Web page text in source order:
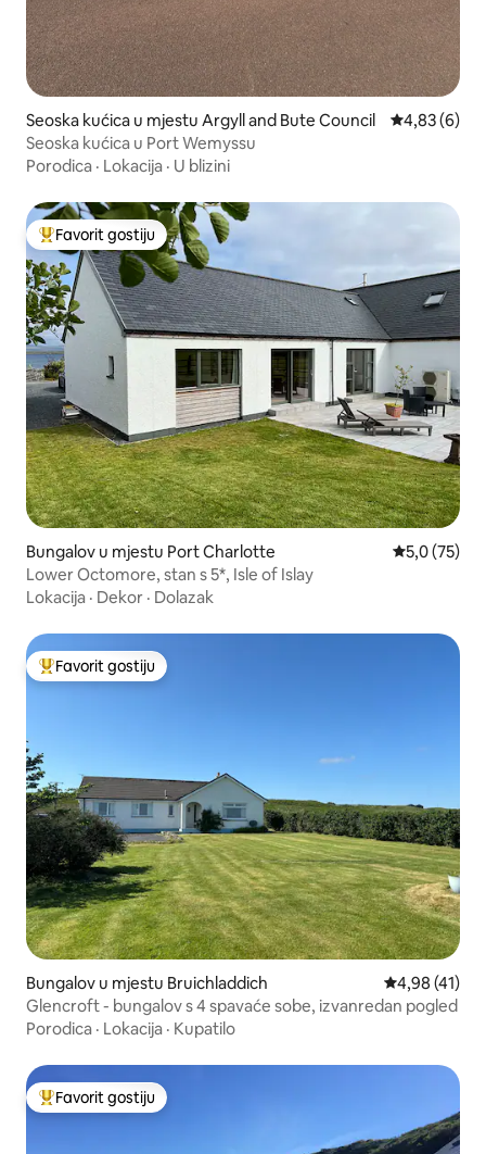
Seoska kućica u mjestu Argyll and Bute Council Prosječna
4,83 (6)
Seoska kućica u Port Wemyssu
Porodica · Lokacija · U blizini
Glavni favorit gostiju
Favorit gostiju
Bungalov u mjestu Port Charlotte Prosječna
5,0 (75)
Lower Octomore, stan s 5*, Isle of Islay
Lokacija · Dekor · Dolazak
Glavni favorit gostiju
Favorit gostiju
Bungalov u mjestu Bruichladdich Prosječna
4,98 (41)
Glencroft - bungalov s 4 spavaće sobe, izvanredan pogled
Porodica · Lokacija · Kupatilo
Glavni favorit gostiju
Favorit gostiju